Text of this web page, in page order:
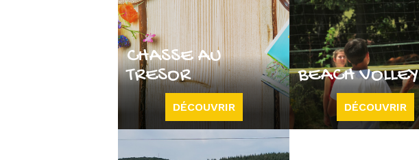
CHASSE AU
TRESOR
DÉCOUVRIR
BEACH VOLLEY
DÉCOUVRIR